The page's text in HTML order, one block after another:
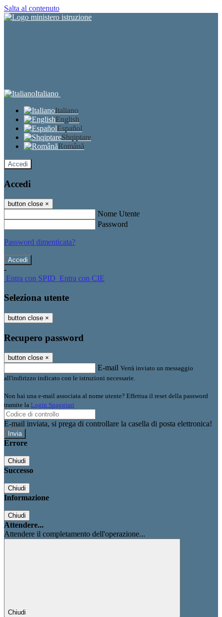
Salta al contenuto
Italiano
Italiano
English
Español
Shqiptare
Română
Accedi
Accedi
button close ×
Nome Utente
Password
Password dimenticata?
-
Entra con SPID Entra con CIE
Seleziona utente
button close ×
Recupero password
button close ×
E-mail Verrà inviato un messaggio
all'indirizzo indicato con le istruzioni necessarie.
Non hai una e-mail associata al nome utente? Effettua il reset della password
tramite la Login Spaggiari
E-mail inviata, si prega di controllare la casella di posta elettronica!
Errore
Chiudi
Successo
Chiudi
Informazione
Chiudi
Attendere...
Attendere il completamento dell'operazione...
Chiudi